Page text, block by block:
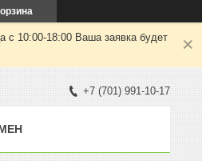
с 10:00-18:00 Ваша заявка будет
+7 (701) 991-10-17